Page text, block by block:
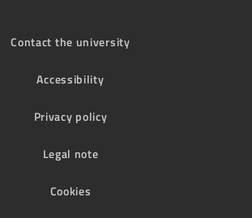
Contact the university
Accessibility
Privacy policy
Legal note
Cookies